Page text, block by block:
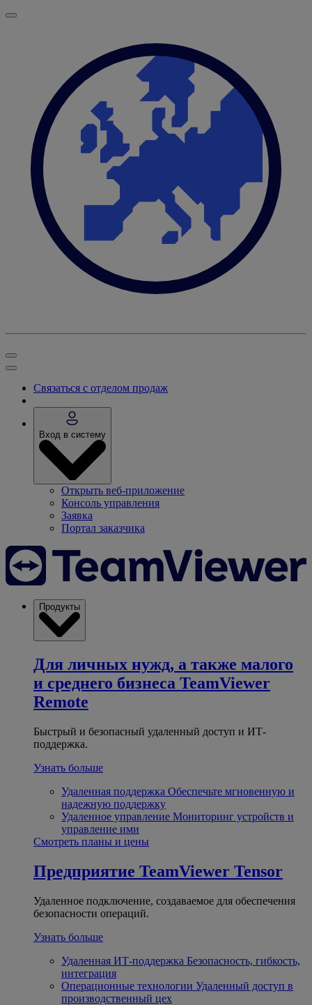
Связаться с отделом продаж
Вход в систему
Открыть веб-приложение
Консоль управления
Заявка
Портал заказчика
Продукты
Для личных нужд, а также малого
и среднего бизнеса TeamViewer
Remote
Быстрый и безопасный удаленный доступ и ИТ-
поддержка.
Узнать больше
Удаленная поддержка Обеспечьте мгновенную и
надежную поддержку
Удаленное управление Мониторинг устройств и
управление ими
Смотреть планы и цены
Предприятие TeamViewer Tensor
Удаленное подключение, создаваемое для обеспечения
безопасности операций.
Узнать больше
Удаленная ИТ-поддержка Безопасность, гибкость,
интеграция
Операционные технологии Удаленный доступ в
производственный цех